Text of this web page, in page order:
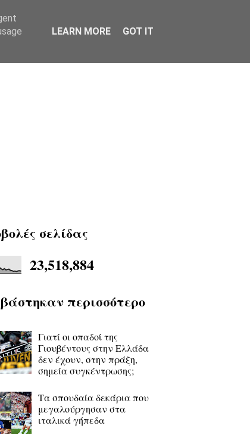
σελίδας
23,518,884
περισσότερο
Γιατί οι οπαδοί της
Γιουβέντους στην Ελλάδα
δεν έχουν, στην πράξη,
σημεία συγκέντρωσης;
Τα σπουδαία δεκάρια που
μεγαλούργησαν στα
ιταλικά γήπεδα
LEARN MORE GOT IT